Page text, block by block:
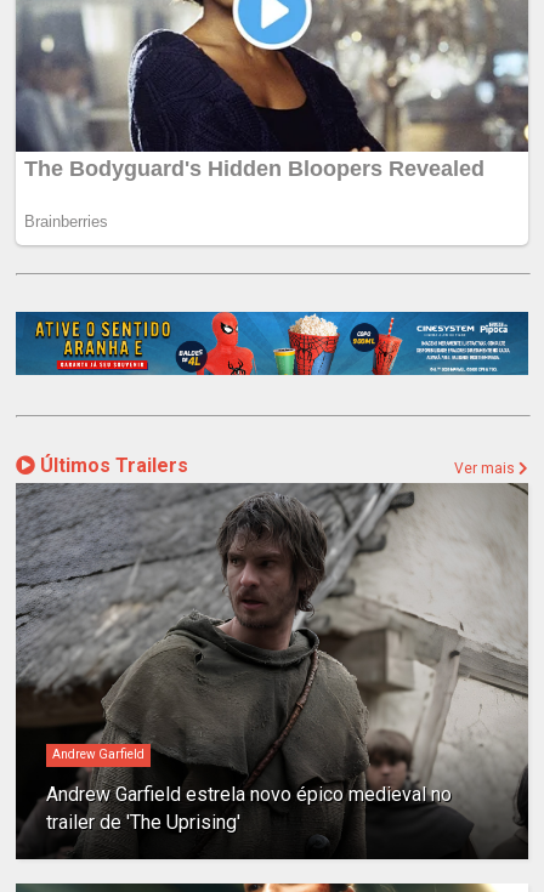
Últimos Trailers Ver mais
Andrew Garfield
Andrew Garfield estrela novo épico medieval no
trailer de 'The Uprising'